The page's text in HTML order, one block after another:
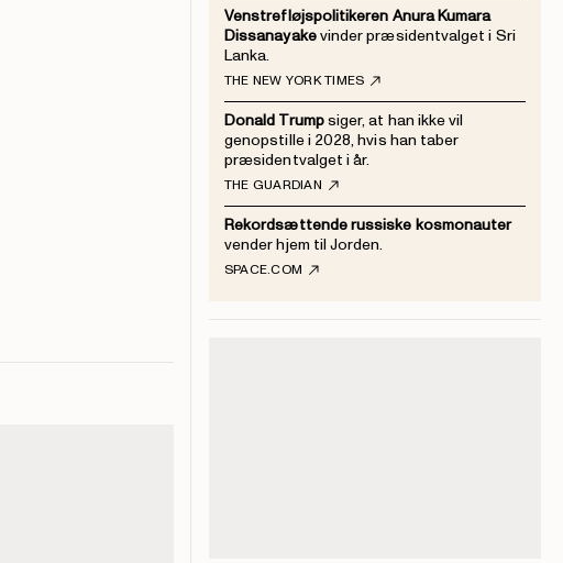
Venstrefløjspolitikeren Anura Kumara
Dissanayakevinder præsidentvalget i Sri
Lanka.
THE NEW YORK TIMES
Donald Trumpsiger, at han ikke vil
genopstille i 2028, hvis han taber
præsidentvalget i år.
THE GUARDIAN
Rekordsættende russiske kosmonauter
vender hjem til Jorden.
SPACE.COM